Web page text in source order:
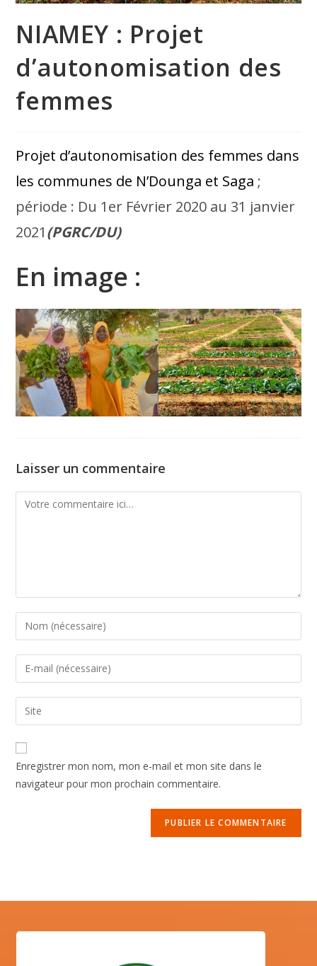
NIAMEY : Projet
d’autonomisation des
femmes
Projet d’autonomisation des femmes dans
les communes de N’Dounga et Saga ;
période : Du 1er Février 2020 au 31 janvier
2021(PGRC/DU)
En image :
Laisser un commentaire
Enregistrer mon nom, mon e-mail et mon site dans le
navigateur pour mon prochain commentaire.